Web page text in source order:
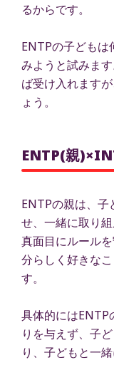
るからです。
ENTPの子どもは
みようと試みま
ば受け入れます
ょう。
ENTP(親
ENTPの親は、子
せ、一緒に取り
真面目にルール
分らしく好きな
す。
具体的にはENTP
りを与えず、子
り、子どもと一